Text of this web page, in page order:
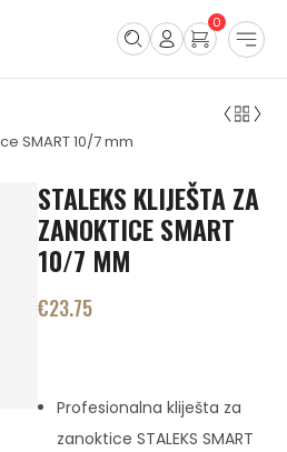
0
SMART 10/7 mm
STALEKS KLIJEŠTA ZA
ZANOKTICE SMART
10/7 MM
€23.75
Profesionalna kliješta za
zanoktice STALEKS SMART